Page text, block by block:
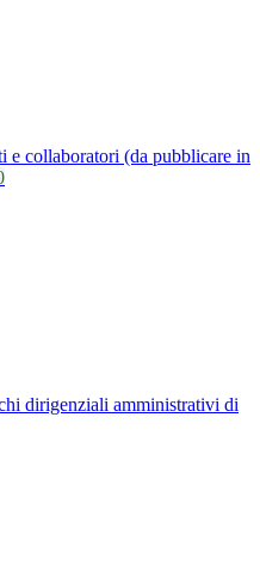
e collaboratori (da pubblicare in
dirigenziali amministrativi di